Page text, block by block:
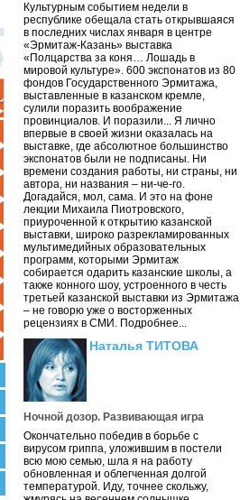
Культурным событием недели в
республике обещала стать открывшаяся
в последних числах января в центре
«Эрмитаж-Казань» выставка
«Полцарства за коня… Лошадь в
мировой культуре». 600 экспонатов из 80
фондов Государственного Эрмитажа,
выставленные в казанском кремле,
сулили поразить воображение
провинциалов. И поразили... Я лично
впервые в своей жизни оказалась на
выставке, где абсолютное большинство
экспонатов были не подписаны. Ни
времени создания работы, ни страны, ни
автора, ни названия – ни-че-го.
Догадайся, мол, сама. И это на фоне
лекции Михаила Пиотровского,
приуроченной к открытию казанской
выставки, широко разрекламированных
мультимедийных образовательных
программ, которыми Эрмитаж
собирается одарить казанские школы, а
также конного шоу, устроенного в честь
третьей казанской выставки из Эрмитажа
– не говорю уже о восторженных
рецензиях в СМИ. Подробнее...
Наталья ТИТОВА
Ночной дозор. Развивающая игра
Окончательно победив в борьбе с
вирусом гриппа, уложившим в постели
всю мою семью, шла я на работу
обновленная и облегченная долгой
температурой. Иду, точнее скольжу,